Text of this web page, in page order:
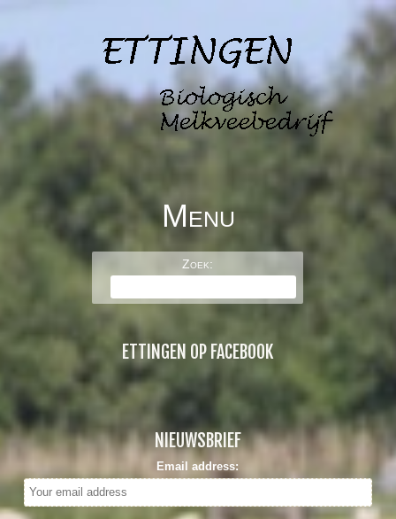
BOERDERIJ DE
ETTINGEN
Menu
Skip to content Zoek:
ETTINGEN OP FACEBOOK
NIEUWSBRIEF
Email address: